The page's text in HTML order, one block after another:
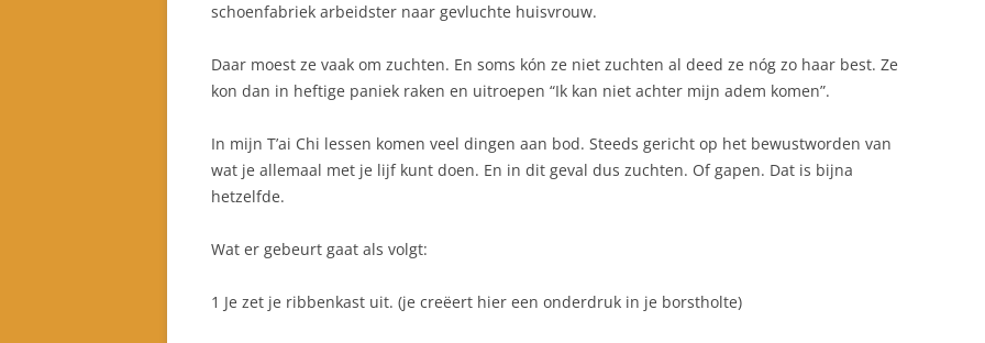
schoenfabriek arbeidster naar gevluchte huisvrouw.
Daar moest ze vaak om zuchten. En soms kón ze niet zuchten al deed ze nóg zo haar best. Ze
kon dan in heftige paniek raken en uitroepen “Ik kan niet achter mijn adem komen”.
In mijn T’ai Chi lessen komen veel dingen aan bod. Steeds gericht op het bewustworden van
wat je allemaal met je lijf kunt doen. En in dit geval dus zuchten. Of gapen. Dat is bijna
hetzelfde.
Wat er gebeurt gaat als volgt:
1 Je zet je ribbenkast uit. (je creëert hier een onderdruk in je borstholte)